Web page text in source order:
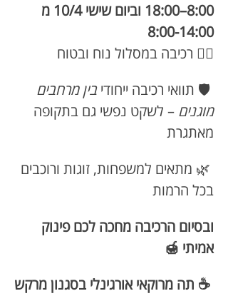
8:00–18:00 וביום שישי 10/4 מ
8:00-14:00
🚴‍♂️ רכיבה במסלול נוח ובטוח
בין מרחבים
מוגנים – לשקט נפשי גם בתקופה
מאתגרת
🌿 מתאים למשפחות, זוגות ורוכבים
בכל הרמות
ובסיום הרכיבה מחכה לכם פינוק
אמיתי 🍯